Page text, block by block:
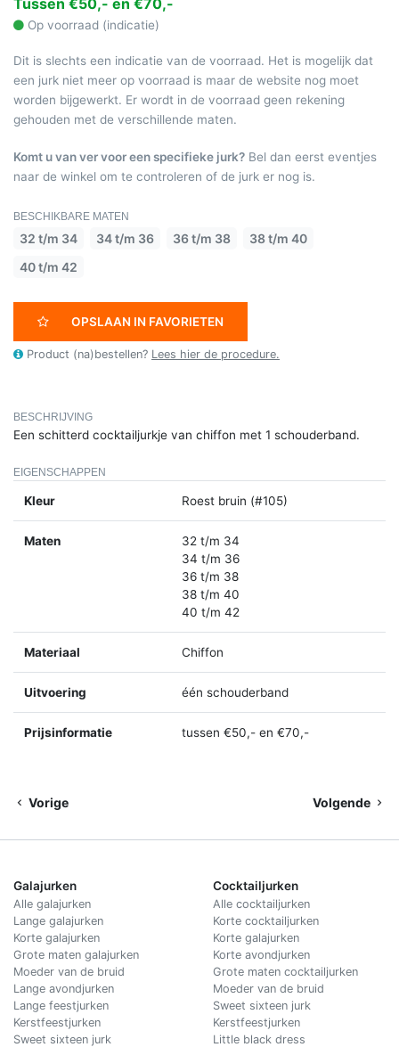
Op voorraad (indicatie)
Dit is slechts een indicatie van de voorraad. Het is mogelijk dat
een jurk niet meer op voorraad is maar de website nog moet
worden bijgewerkt. Er wordt in de voorraad geen rekening
gehouden met de verschillende maten.
Komt u van ver voor een specifieke jurk? Bel dan eerst eventjes
naar de winkel om te controleren of de jurk er nog is.
BESCHIKBARE MATEN
32 t/m 34 34 t/m 36 36 t/m 38
38 t/m 40
40 t/m 42
OPSLAAN IN FAVORIETEN
Product (na)bestellen? Lees hier de procedure.
BESCHRIJVING
Een schitterd cocktailjurkje van chiffon met 1 schouderband.
EIGENSCHAPPEN
Kleur Roest bruin (#105)
Maten
32 t/m 34
34 t/m 36
36 t/m 38
38 t/m 40
40 t/m 42
Materiaal Chiffon
Uitvoering één schouderband
Prijsinformatie tussen €50,- en €70,-
Vorige Volgende
Galajurken
Alle galajurken
Lange galajurken
Korte galajurken
Grote maten galajurken
Moeder van de bruid
Lange avondjurken
Lange feestjurken
Kerstfeestjurken
Sweet sixteen jurk
Cocktailjurken
Alle cocktailjurken
Korte cocktailjurken
Korte galajurken
Korte avondjurken
Grote maten cocktailjurken
Moeder van de bruid
Sweet sixteen jurk
Kerstfeestjurken
Little black dress